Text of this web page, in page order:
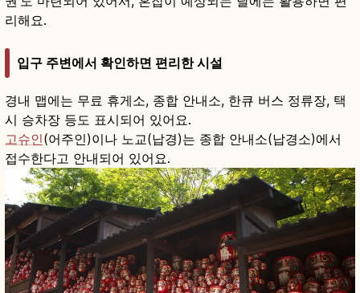
리해요.
입구 주변에서 확인하면 편리한 시설
경내 맵에는 무료 휴게소, 종합 안내소, 한큐 버스 정류장, 택
시 승차장 등도 표시되어 있어요.
고슈인(어주인)이나 노교(납경)는 종합 안내소(납경소)에서
접수한다고 안내되어 있어요.